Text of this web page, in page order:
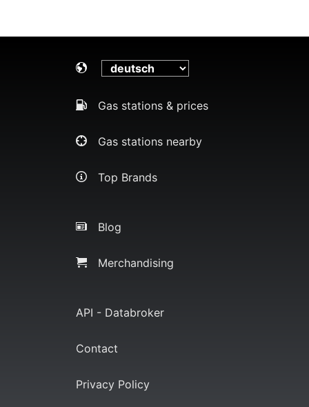
Gas stations & prices
Gas stations nearby
Top Brands
Blog
Merchandising
API - Databroker
Contact
Privacy Policy